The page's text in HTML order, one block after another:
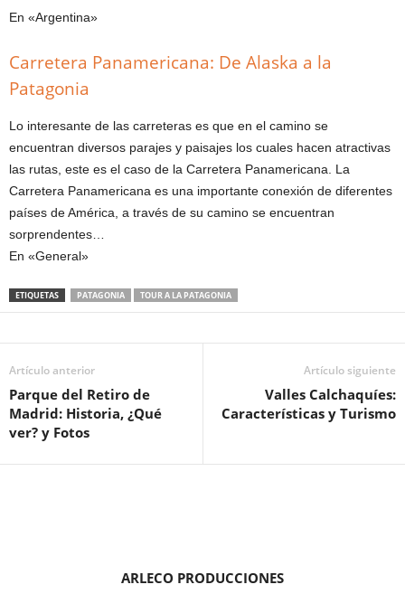
En «Argentina»
Carretera Panamericana: De Alaska a la
Patagonia
Lo interesante de las carreteras es que en el camino se
encuentran diversos parajes y paisajes los cuales hacen atractivas
las rutas, este es el caso de la Carretera Panamericana. La
Carretera Panamericana es una importante conexión de diferentes
países de América, a través de su camino se encuentran
sorprendentes…
En «General»
ETIQUETAS PATAGONIA TOUR A LA PATAGONIA
Artículo anterior
Parque del Retiro de
Madrid: Historia, ¿Qué
ver? y Fotos
Artículo siguiente
Valles Calchaquíes:
Características y Turismo
ARLECO PRODUCCIONES